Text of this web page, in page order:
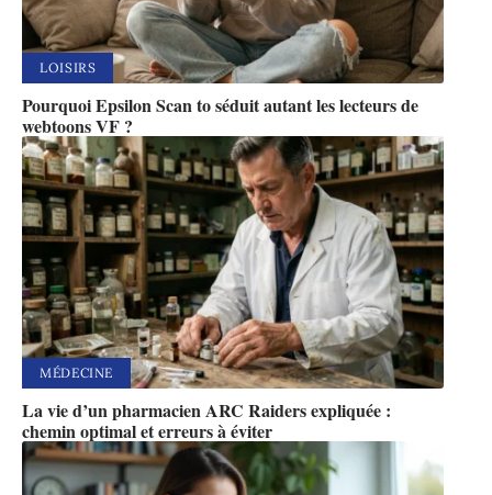
LOISIRS
Pourquoi Epsilon Scan to séduit autant les lecteurs de
webtoons VF ?
MÉDECINE
La vie d’un pharmacien ARC Raiders expliquée :
chemin optimal et erreurs à éviter